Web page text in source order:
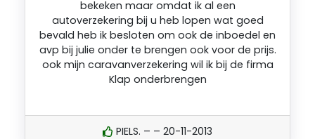
bekeken maar omdat ik al een
autoverzekering bij u heb lopen wat goed
bevald heb ik besloten om ook de inboedel en
avp bij julie onder te brengen ook voor de prijs.
ook mijn caravanverzekering wil ik bij de firma
Klap onderbrengen
PIELS. – – 20-11-2013